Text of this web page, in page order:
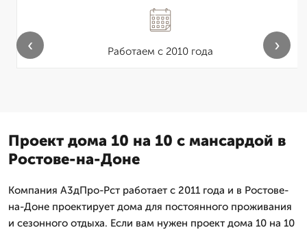
Работаем с 2010 года
‹ ›
Проект дома 10 на 10 с мансардой в
Ростове-на-Доне
Компания А3дПро-Рст работает с 2011 года и в Ростове-
на-Доне проектирует дома для постоянного проживания
и сезонного отдыха. Если вам нужен проект дома 10 на 10